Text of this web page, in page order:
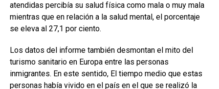
atendidas percibía su salud física como mala o muy mala
mientras que en relación a la salud mental, el porcentaje
se eleva al 27,1 por ciento.
Los datos del informe también desmontan el mito del
turismo sanitario en Europa entre las personas
inmigrantes. En este sentido, El tiempo medio que estas
personas había vivido en el país en el que se realizó la